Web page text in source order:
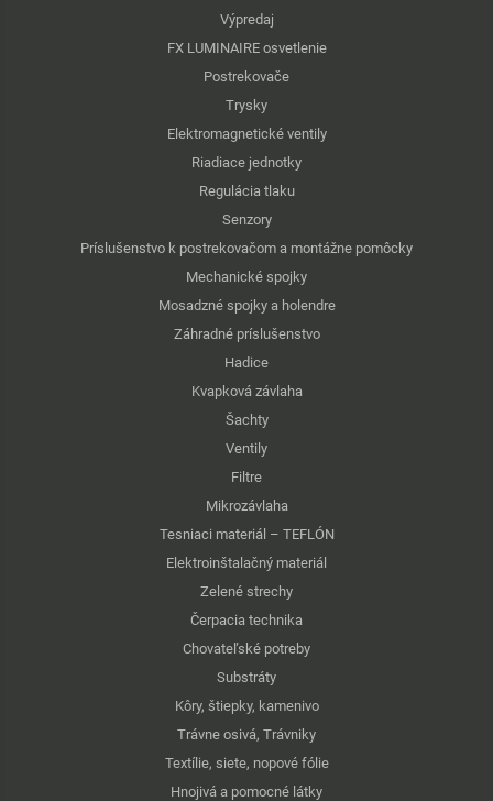
Výpredaj
FX LUMINAIRE osvetlenie
Postrekovače
Trysky
Elektromagnetické ventily
Riadiace jednotky
Regulácia tlaku
Senzory
Príslušenstvo k postrekovačom a montážne pomôcky
Mechanické spojky
Mosadzné spojky a holendre
Záhradné príslušenstvo
Hadice
Kvapková závlaha
Šachty
Ventily
Filtre
Mikrozávlaha
Tesniaci materiál – TEFLÓN
Elektroinštalačný materiál
Zelené strechy
Čerpacia technika
Chovateľské potreby
Substráty
Kôry, štiepky, kamenivo
Trávne osivá, Trávniky
Textílie, siete, nopové fólie
Hnojivá a pomocné látky